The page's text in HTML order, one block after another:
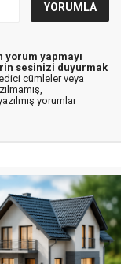
yapmayı
sesinizi duyurmak
cümleler veya
yorumlar